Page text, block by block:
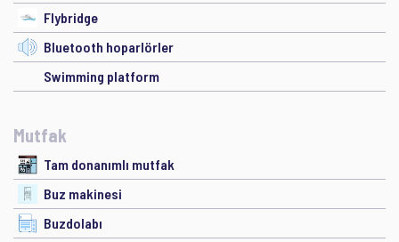
Flybridge
Bluetooth hoparlörler
Swimming platform
Mutfak
Tam donanımlı mutfak
Buz makinesi
Buzdolabı